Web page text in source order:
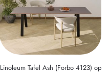
Linoleum Tafel Ash (Forbo 4123) op